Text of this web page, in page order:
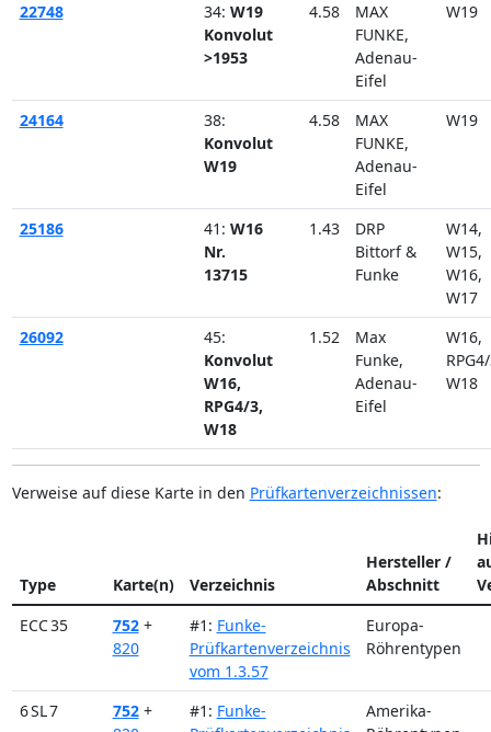
22748 34: W19
Konvolut
>1953
4.58
MAX
FUNKE,
Adenau-
Eifel
W19
24164
38:
Konvolut
W19
4.58
MAX
FUNKE,
Adenau-
Eifel
W19
25186 41: W16
Nr.
13715
1.43
DRP
Bittorf &
Funke
W14
W15
W16
W17
26092
45:
Konvolut
W16,
RPG4/3,
W18
1.52
Max
Funke,
Adenau-
Eifel
W16
W18
Verweise auf diese Karte in den Prüfkartenverzeichnissen:
Type Karte(n) Verzeichnis
Hersteller /
Abschnitt
ECC 35
752 +
820
#1: Funke-
Prüfkartenverzeichnis
vom 1.3.57
Europa-
Röhrentypen
6 SL 7 752 +
#1: Funke-
Amerika-